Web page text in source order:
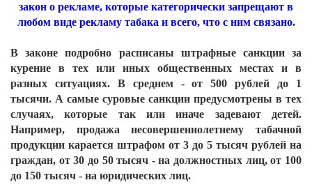
закон о рекламе, которые категорически запрещают в
любом виде рекламу табака и всего, что с ним связано.
В законе подробно расписаны штрафные санкции за
курение в тех или иных общественных местах и в
разных ситуациях. В среднем - от 500 рублей до 1
тысячи. А самые суровые санкции предусмотрены в тех
случаях, которые так или иначе задевают детей.
Например, продажа несовершеннолетнему табачной
продукции карается штрафом от 3 до 5 тысяч рублей на
граждан, от 30 до 50 тысяч - на должностных лиц, от 100
до 150 тысяч - на юридических лиц.